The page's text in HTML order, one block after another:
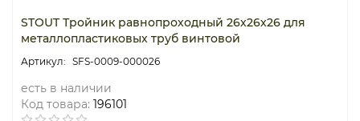
STOUT Тройник равнопроходный 26х26х26 для
металлопластиковых труб винтовой
SFS-0009-000026
есть в наличии
Код товара: 196101